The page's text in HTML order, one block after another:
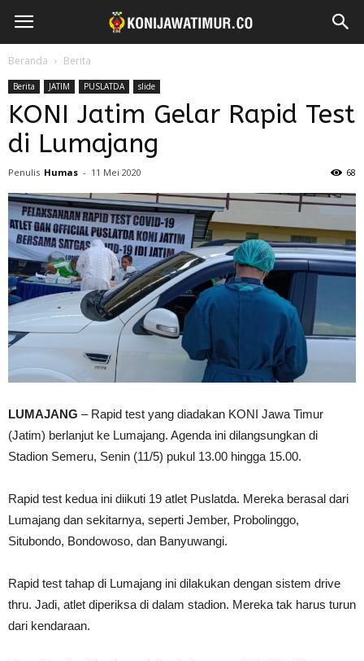
Beranda Berita
Berita JATIM PUSLATDA slide
KONI Jatim Gelar Rapid Test
di Lumajang
Penulis Humas - 11 Mei 2020 68
LUMAJANG – Rapid test yang diadakan KONI Jawa Timur
(Jatim) berlanjut ke Lumajang. Agenda ini dilangsungkan di
Stadion Semeru, Senin (11/5) pukul 13.00 hingga 15.00.
Rapid test kedua ini diikuti 19 atlet Puslatda. Mereka berasal dari
Lumajang dan sekitarnya, seperti Jember, Probolinggo,
Situbondo, Bondowoso, dan Banyuwangi.
Rapid test tahap di Lumajang ini dilakukan dengan sistem drive
thru. Jadi, atlet diperiksa di dalam stadion. Mereka tak harus turun
dari kendaraan.